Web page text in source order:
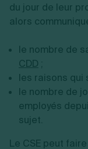
du jour de leur
alors
le nombre de
CDD ;
les raisons qui
le nombre de
employés
sujet.
Le CSE peut